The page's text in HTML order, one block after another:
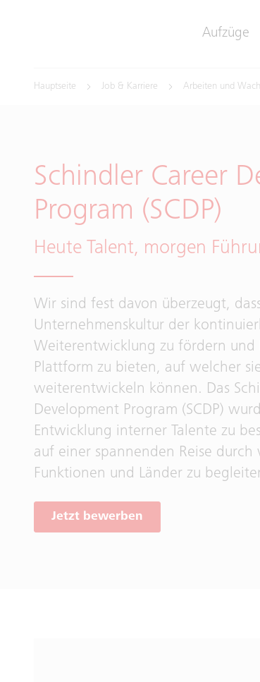
Aufzüge
Hauptseite Job & Karriere Arbeiten und
Schindler Career
Program (SCDP)
Heute Talent, morgen
Wir sind fest davon überzeugt,
Unternehmenskultur der
Weiterentwicklung zu fördern und
Plattform zu bieten, auf welcher
weiterentwickeln können. Das
Development Program (SCDP)
Entwicklung interner Talente zu
auf einer spannenden Reise durch
Funktionen und Länder zu
Jetzt bewerben